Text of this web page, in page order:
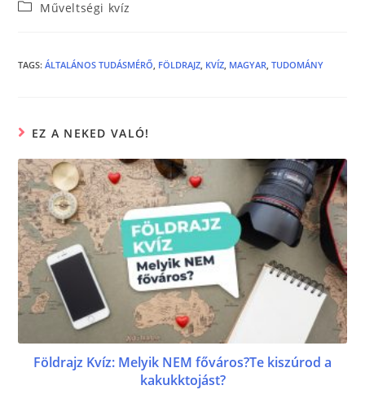
c
b
o
k
itt ss
n
er
Műveltségi kvíz
TAGS:ÁLTALÁNOS TUDÁSMÉRŐ, FÖLDRAJZ, KVÍZ, MAGYAR, TUDOMÁNY
EZ A NEKED VALÓ!
Földrajz Kvíz: Melyik NEM főváros?Te kiszúrod a
kakukktojást?